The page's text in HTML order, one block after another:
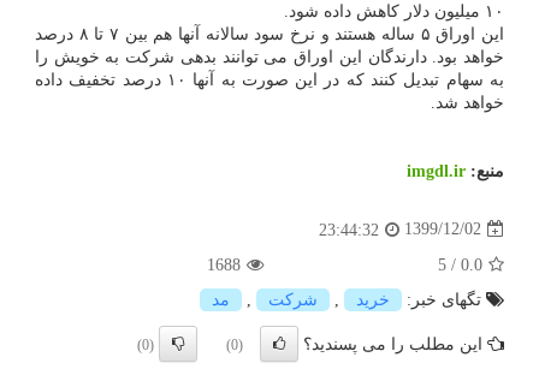
۱۰ میلیون دلار کاهش داده شود.
این اوراق ۵ ساله هستند و نرخ سود سالانه آنها هم بین ۷ تا ۸ درصد
خواهد بود. دارندگان این اوراق می توانند بدهی شرکت به خویش را
به سهام تبدیل کنند که در این صورت به آنها ۱۰ درصد تخفیف داده
خواهد شد.
منبع: imgdl.ir
1399/12/02
23:44:32
0.0
/
5
1688
تگهای خبر:
خرید , شركت , مد
این مطلب را می پسندید؟ (0)
(0)